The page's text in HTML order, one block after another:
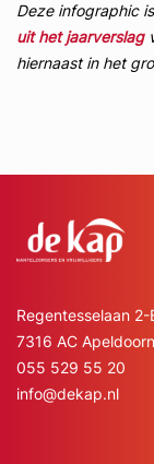
Deze infographic
uit het jaarverslag
hiernaast in het
Regentesselaan 2-
7316 AC Apeldoorn
055 529 55 20
info@dekap.nl